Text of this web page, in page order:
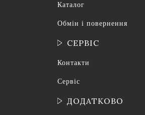
Каталог
Обмін і повернення
СЕРВІС
Контакти
Сервіс
ДОДАТКОВО